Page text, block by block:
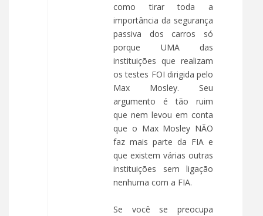
como tirar toda a
importância da segurança
passiva dos carros só
porque UMA das
instituições que realizam
os testes FOI dirigida pelo
Max Mosley. Seu
argumento é tão ruim
que nem levou em conta
que o Max Mosley NÃO
faz mais parte da FIA e
que existem várias outras
instituições sem ligação
nenhuma com a FIA.
Se você se preocupa